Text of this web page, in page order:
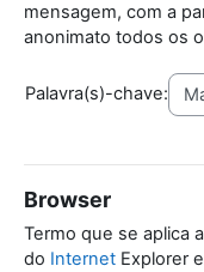
mensagem, com a
anonimato todos os
Palavra(s)-chave:
Browser
Termo que se aplica
do Internet Explorer